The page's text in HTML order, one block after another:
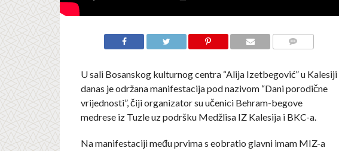
U sali Bosanskog kulturnog centra “Alija Izetbegović” u Kalesiji
danas je održana manifestacija pod nazivom “Dani porodične
vrijednosti”, čiji organizator su učenici Behram-begove
medrese iz Tuzle uz podršku Medžlisa IZ Kalesija i BKC-a.
Na manifestaciji među prvima s eobratio glavni imam MIZ-a